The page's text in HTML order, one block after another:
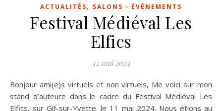
ACTUALITÉS, SALONS - ÉVÉNEMENTS
Festival Médiéval Les
Elfics
12 mai 2024
Bonjour ami(e)s virtuels et non virtuels, Me voici sur mon
stand d’auteure dans le cadre du Festival Médiéval Les
Elfics, sur Gif-sur-Yvette. le 11 mai 2024. Nous étions au